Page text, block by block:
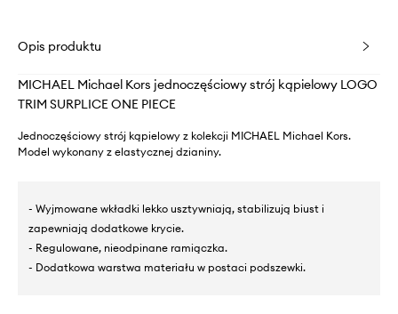
Opis produktu
MICHAEL Michael Kors jednoczęściowy strój kąpielowy LOGO
TRIM SURPLICE ONE PIECE
Jednoczęściowy strój kąpielowy z kolekcji MICHAEL Michael Kors.
Model wykonany z elastycznej dzianiny.
- Wyjmowane wkładki lekko usztywniają, stabilizują biust i
zapewniają dodatkowe krycie.
- Regulowane, nieodpinane ramiączka.
- Dodatkowa warstwa materiału w postaci podszewki.